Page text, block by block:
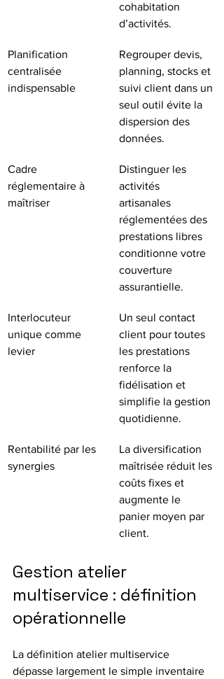
cohabitation
d’activités.
Planification
centralisée
indispensable
Regrouper devis,
planning, stocks et
suivi client dans un
seul outil évite la
dispersion des
données.
Cadre
réglementaire à
maîtriser
Distinguer les
activités
artisanales
réglementées des
prestations libres
conditionne votre
couverture
assurantielle.
Interlocuteur
unique comme
levier
Un seul contact
client pour toutes
les prestations
renforce la
fidélisation et
simplifie la gestion
quotidienne.
Rentabilité par les
synergies
La diversification
maîtrisée réduit les
coûts fixes et
augmente le
panier moyen par
client.
Gestion atelier
multiservice : définition
opérationnelle
La définition atelier multiservice
dépasse largement le simple inventaire